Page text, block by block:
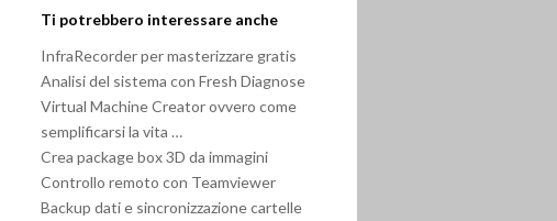
Ti potrebbero interessare anche
InfraRecorder per masterizzare gratis
Analisi del sistema con Fresh Diagnose
Virtual Machine Creator ovvero come
semplificarsi la vita …
Crea package box 3D da immagini
Controllo remoto con Teamviewer
Backup dati e sincronizzazione cartelle